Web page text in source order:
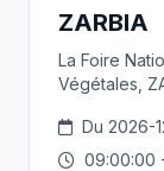
ZARBIA
La Foire
Végétales,
tapis
l'Office
Du 2026-
09:00:00